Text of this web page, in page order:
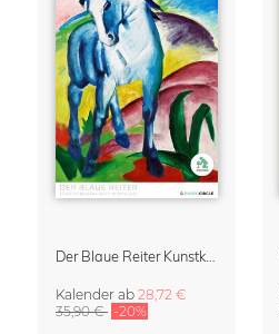
Der Blaue Reiter Kunstkalender 2027
Kalender ab 28,72 €
35,90 € -20%